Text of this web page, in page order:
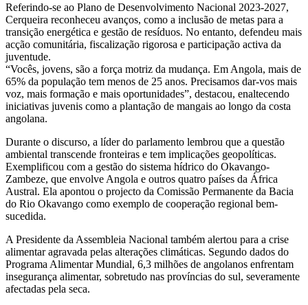
Referindo-se ao Plano de Desenvolvimento Nacional 2023-2027,
Cerqueira reconheceu avanços, como a inclusão de metas para a
transição energética e gestão de resíduos. No entanto, defendeu mais
acção comunitária, fiscalização rigorosa e participação activa da
juventude.
“Vocês, jovens, são a força motriz da mudança. Em Angola, mais de
65% da população tem menos de 25 anos. Precisamos dar-vos mais
voz, mais formação e mais oportunidades”, destacou, enaltecendo
iniciativas juvenis como a plantação de mangais ao longo da costa
angolana.
Durante o discurso, a líder do parlamento lembrou que a questão
ambiental transcende fronteiras e tem implicações geopolíticas.
Exemplificou com a gestão do sistema hídrico do Okavango-
Zambeze, que envolve Angola e outros quatro países da África
Austral. Ela apontou o projecto da Comissão Permanente da Bacia
do Rio Okavango como exemplo de cooperação regional bem-
sucedida.
A Presidente da Assembleia Nacional também alertou para a crise
alimentar agravada pelas alterações climáticas. Segundo dados do
Programa Alimentar Mundial, 6,3 milhões de angolanos enfrentam
insegurança alimentar, sobretudo nas províncias do sul, severamente
afectadas pela seca.